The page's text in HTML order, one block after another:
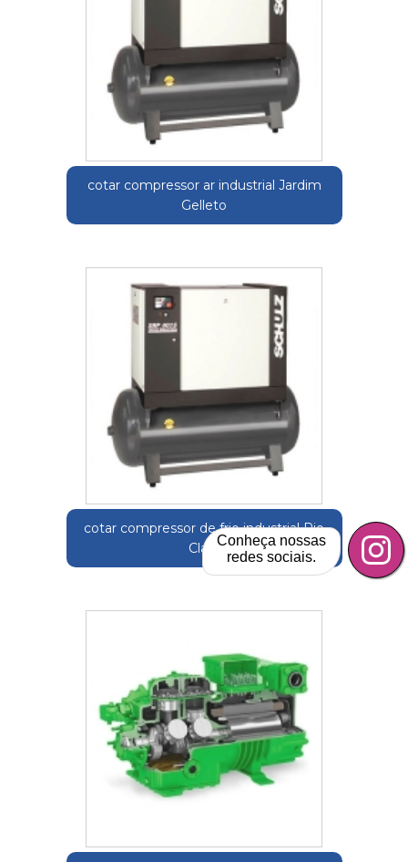
cotar compressor ar industrial Jardim
Gelleto
cotar compressor de frio industrial Rio
ClaroConheça nossas
redes sociais.